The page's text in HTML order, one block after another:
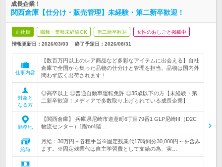
成長企業！
関西倉庫【仕分け・販売管理】未経験・第二新卒歓迎！
正社員 職種・業種未経験OK 第二新卒歓迎 女性のおしごと掲載中
情報更新日：2026/03/03 終了予定日： 2026/08/31
仕事内容
【数百万円以上のレア商品など多彩なアイテムに出会える】自社
倉庫で全国から集った品物の仕分けと管理を担当。品物は国内外
問わず広く出荷されます！
対象と
なる方
◎高卒以上 ◎普通自動車運転免許 ◎35歳以下の方【未経験・第
二新卒歓迎！メディアで多数取り上げられている成長企業】
勤務地
【関西倉庫】 兵庫県尼崎市道意町6丁目79番1 GLP尼崎III（D2C
物流センター）1階or4階…
給与
月給：30万円＋各種手当※固定残業代17時間分30,000円～を含み
ます。※固定残業代は自主学習費として支給の為、実…